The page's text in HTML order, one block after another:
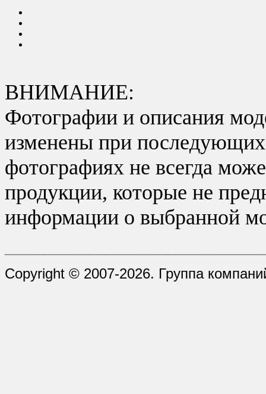
ВНИМАНИЕ:
Фотографии и описания
изменены при последующих
фотографиях не всегда
продукции, которые не
информации о выбранной
Copyright © 2007-2026. Группа